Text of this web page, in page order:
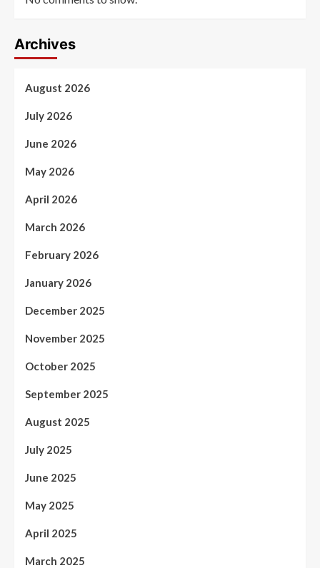
Archives
August 2026
July 2026
June 2026
May 2026
April 2026
March 2026
February 2026
January 2026
December 2025
November 2025
October 2025
September 2025
August 2025
July 2025
June 2025
May 2025
April 2025
March 2025